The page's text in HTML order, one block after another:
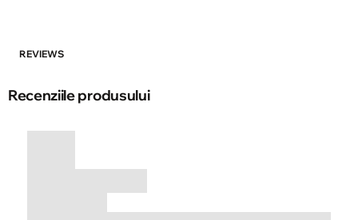
REVIEWS
Recenziile produsului